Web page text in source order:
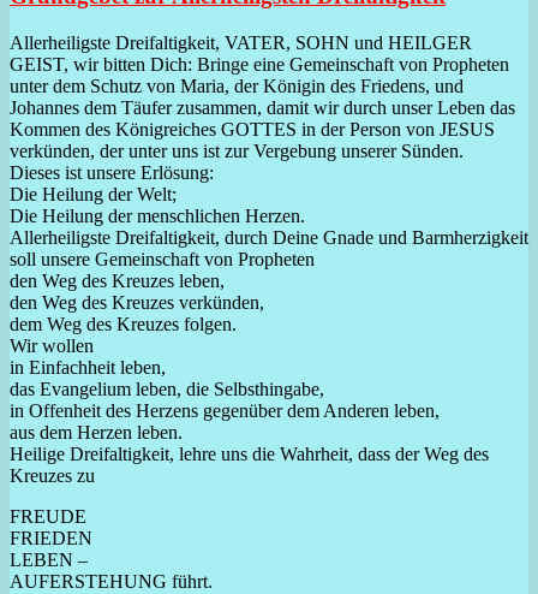
Allerheiligste Dreifaltigkeit, VATER, SOHN und HEILGER
GEIST, wir bitten Dich: Bringe eine Gemeinschaft von Propheten
unter dem Schutz von Maria, der Königin des Friedens, und
Johannes dem Täufer zusammen, damit wir durch unser Leben das
Kommen des Königreiches GOTTES in der Person von JESUS
verkünden, der unter uns ist zur Vergebung unserer Sünden.
Dieses ist unsere Erlösung:
Die Heilung der Welt;
Die Heilung der menschlichen Herzen.
Allerheiligste Dreifaltigkeit, durch Deine Gnade und Barmherzigkeit
soll unsere Gemeinschaft von Propheten
den Weg des Kreuzes leben,
den Weg des Kreuzes verkünden,
dem Weg des Kreuzes folgen.
Wir wollen
in Einfachheit leben,
das Evangelium leben, die Selbsthingabe,
in Offenheit des Herzens gegenüber dem Anderen leben,
aus dem Herzen leben.
Heilige Dreifaltigkeit, lehre uns die Wahrheit, dass der Weg des
Kreuzes zu
FREUDE
FRIEDEN
LEBEN –
AUFERSTEHUNG führt.